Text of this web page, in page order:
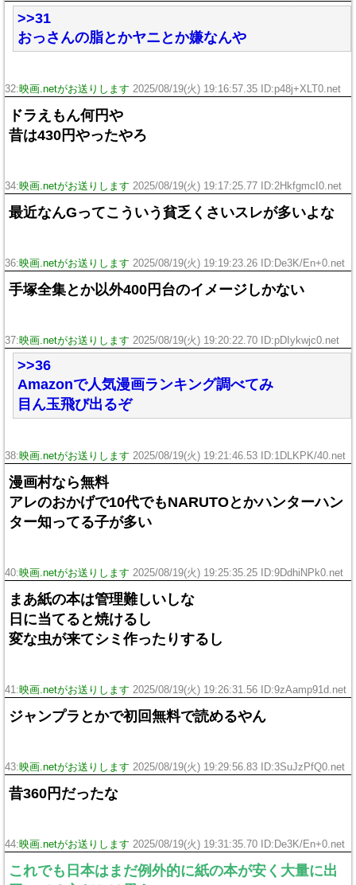
>>31
おっさんの脂とかヤニとか嫌なんや
32:映画.netがお送りします 2025/08/19(火) 19:16:57.35 ID:p48j+XLT0.net
ドラえもん何円や
昔は430円やったやろ
34:映画.netがお送りします 2025/08/19(火) 19:17:25.77 ID:2HkfgmcI0.net
最近なんGってこういう貧乏くさいスレが多いよな
36:映画.netがお送りします 2025/08/19(火) 19:19:23.26 ID:De3K/En+0.net
手塚全集とか以外400円台のイメージしかない
37:映画.netがお送りします 2025/08/19(火) 19:20:22.70 ID:pDIykwjc0.net
>>36
Amazonで人気漫画ランキング調べてみ
目ん玉飛び出るぞ
38:映画.netがお送りします 2025/08/19(火) 19:21:46.53 ID:1DLKPK/40.net
漫画村なら無料
アレのおかげで10代でもNARUTOとかハンターハン
ター知ってる子が多い
40:映画.netがお送りします 2025/08/19(火) 19:25:35.25 ID:9DdhiNPk0.net
まあ紙の本は管理難しいしな
日に当てると焼けるし
変な虫が来てシミ作ったりするし
41:映画.netがお送りします 2025/08/19(火) 19:26:31.56 ID:9zAamp91d.net
ジャンプラとかで初回無料で読めるやん
43:映画.netがお送りします 2025/08/19(火) 19:29:56.83 ID:3SuJzPfQ0.net
昔360円だったな
44:映画.netがお送りします 2025/08/19(火) 19:31:35.70 ID:De3K/En+0.net
これでも日本はまだ例外的に紙の本が安く大量に出